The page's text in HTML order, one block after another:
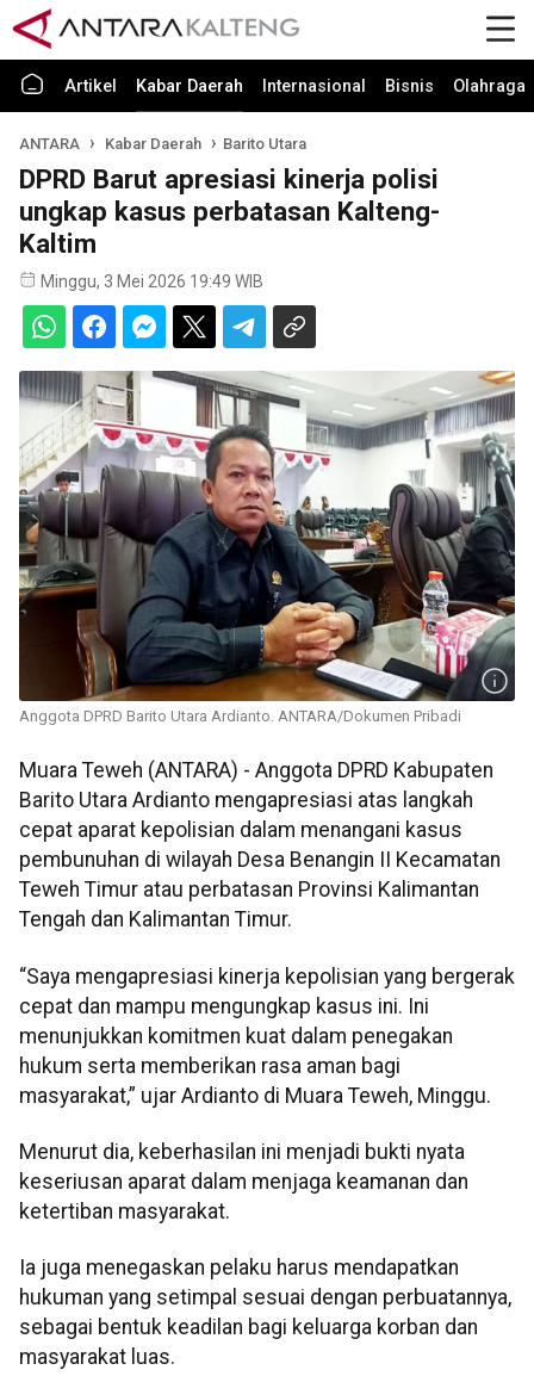
Artikel Kabar Daerah Internasional Bisnis Olahraga
ANTARA Kabar Daerah Barito Utara
DPRD Barut apresiasi kinerja polisi
ungkap kasus perbatasan Kalteng-
Kaltim
Minggu, 3 Mei 2026 19:49 WIB
Anggota DPRD Barito Utara Ardianto. ANTARA/Dokumen Pribadi
Muara Teweh (ANTARA) - Anggota DPRD Kabupaten
Barito Utara Ardianto mengapresiasi atas langkah
cepat aparat kepolisian dalam menangani kasus
pembunuhan di wilayah Desa Benangin II Kecamatan
Teweh Timur atau perbatasan Provinsi Kalimantan
Tengah dan Kalimantan Timur.
“Saya mengapresiasi kinerja kepolisian yang bergerak
cepat dan mampu mengungkap kasus ini. Ini
menunjukkan komitmen kuat dalam penegakan
hukum serta memberikan rasa aman bagi
masyarakat,” ujar Ardianto di Muara Teweh, Minggu.
Menurut dia, keberhasilan ini menjadi bukti nyata
keseriusan aparat dalam menjaga keamanan dan
ketertiban masyarakat.
Ia juga menegaskan pelaku harus mendapatkan
hukuman yang setimpal sesuai dengan perbuatannya,
sebagai bentuk keadilan bagi keluarga korban dan
masyarakat luas.